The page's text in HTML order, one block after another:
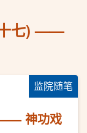
十七) ——
监院随笔
—— 神功戏